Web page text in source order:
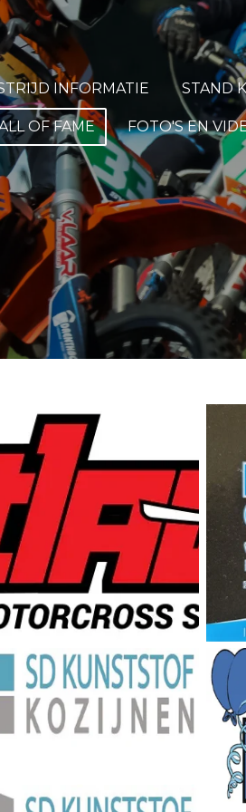
INFORMATIE STAND
OF FAME FOTO'S EN